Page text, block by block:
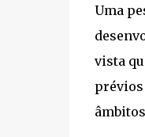
Uma
vista